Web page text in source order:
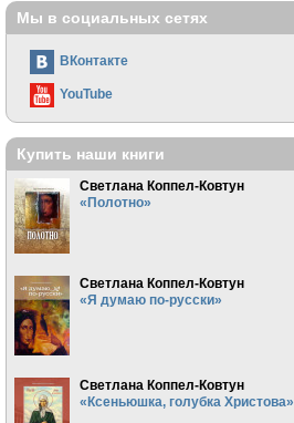
Мы в социальных сетях
ВКонтакте
YouTube
Купить наши книги
Светлана Коппел-Ковтун
«Полотно»
Светлана Коппел-Ковтун
«Я думаю по-русски»
Светлана Коппел-Ковтун
«Ксеньюшка, голубка Христова»